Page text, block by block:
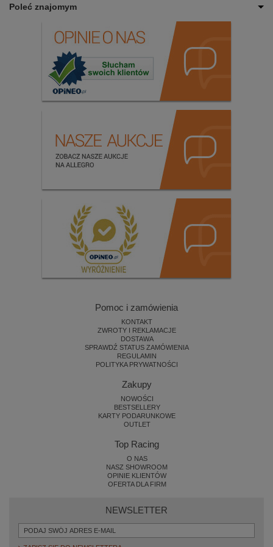
Poleć znajomym
Pomoc i zamówienia
KONTAKT
ZWROTY I REKLAMACJE
DOSTAWA
SPRAWDŹ STATUS ZAMÓWIENIA
REGULAMIN
POLITYKA PRYWATNOŚCI
Zakupy
NOWOŚCI
BESTSELLERY
KARTY PODARUNKOWE
OUTLET
Top Racing
O NAS
NASZ SHOWROOM
OPINIE KLIENTÓW
OFERTA DLA FIRM
NEWSLETTER